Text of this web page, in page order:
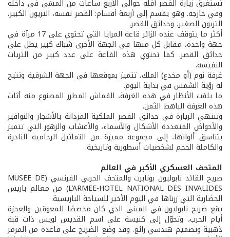
تستغرق زيارة القصر أقلّه حوالى الأربع ساعات من المشي في داخله
وفي خارجه. وهو يقسم إلى أربعة أقسام: القصر نفسه، التريون الكبير،
التريون الصغير، وحدائق القصر.
أكثر ما يتوقف عنده الزائر قاعة المرايا التي تحتوي على 17 مرآة في
جهة واحدة، مقابل كل منها في الجهة الأخرى شباك كبير يطل على
حدائق القصر. كما تحتوي هذه القاعة على عدد كبير من الثريات
النفيسة.
غرفة نوم (أو مخدع) الملك، تتميز بموقعها في الجهة الشرقية وتتيح
له رؤية الشمس في بداية اليوم.
ما يلفت الأنظار في هذه الغرفة، القماش المطرز المصنوع منه أثاث
هذه الغرفة الباهظ الثمن.
وتنتهي الزيارة في حدائق القصر الملكية المزدانة بالأشجار والنوافير
والأحواض المتعددة الأشكال والأسماء، والأعشاب والزهور التي تتميز
بتناسق ألوانها، إلى مجموعة مميزة من التماثيل الرخامية النادرة
والكاملة الحجم لشخصيات أسطورية وتاريخية.
المتحف العسكري الأكبر في العالم
ضريح القائد نابوليون بونابرت والمتحف الحربي الفرنسي (MUSEE DE
L’ARMEE-HOTEL NATIONAL DES INVALIDES) من معالم باريس
الحضارية التي زرناها في اليوم الأخير للسياحة الباريسية.
يقع ضريح نابوليون في المبنى الذي كان مخصصًا للمعوقين والعجزة
أيام الحرب، وتحوّل إلى كنيسة على اسم القديس لويس ذات قبة
ذهبية وتصميم هندسي رائع. وقد وضع الضريح على قاعدة من المرمر